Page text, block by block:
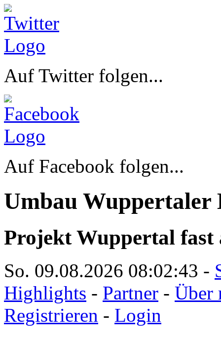
Auf Twitter folgen...
Auf Facebook folgen...
Umbau Wuppertaler
Projekt Wuppertal fast
So. 09.08.2026 08:02:43 -
Highlights - Partner - Über
Registrieren - Login